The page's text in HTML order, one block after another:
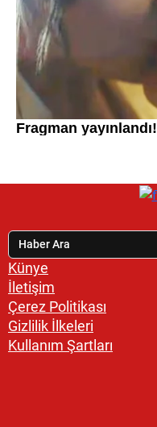
Künye
İletişim
Çerez Politikası
Gizlilik İlkeleri
Kullanım Şartları